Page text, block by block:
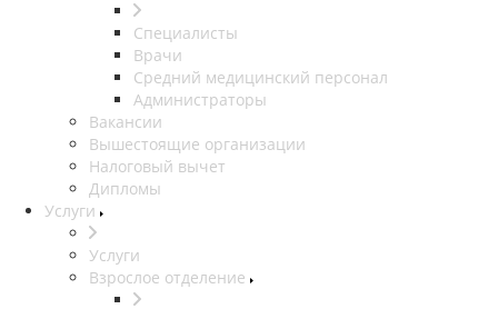
Специалисты
Врачи
Средний медицинский персонал
Администраторы
Вакансии
Вышестоящие организации
Налоговый вычет
Дипломы
Услуги
Услуги
Взрослое отделение